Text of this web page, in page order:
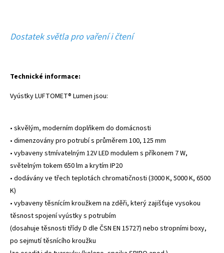
Dostatek světla pro vaření i čtení
Technické informace:
Vyústky LUFTOMET® Lumen jsou:
• skvělým, moderním doplňkem do domácnosti
• dimenzovány pro potrubí s průměrem 100, 125 mm
• vybaveny stmívatelným 12V LED modulem s příkonem 7 W,
světelným tokem 650 lm a krytím IP20
• dodávány ve třech teplotách chromatičnosti (3000 K, 5000 K, 6500
K)
• vybaveny těsnícím kroužkem na zděři, který zajišťuje vysokou
těsnost spojení vyústky s potrubím
(dosahuje těsnosti třídy D dle ČSN EN 15727) nebo stropními boxy,
po sejmutí těsnícího kroužku